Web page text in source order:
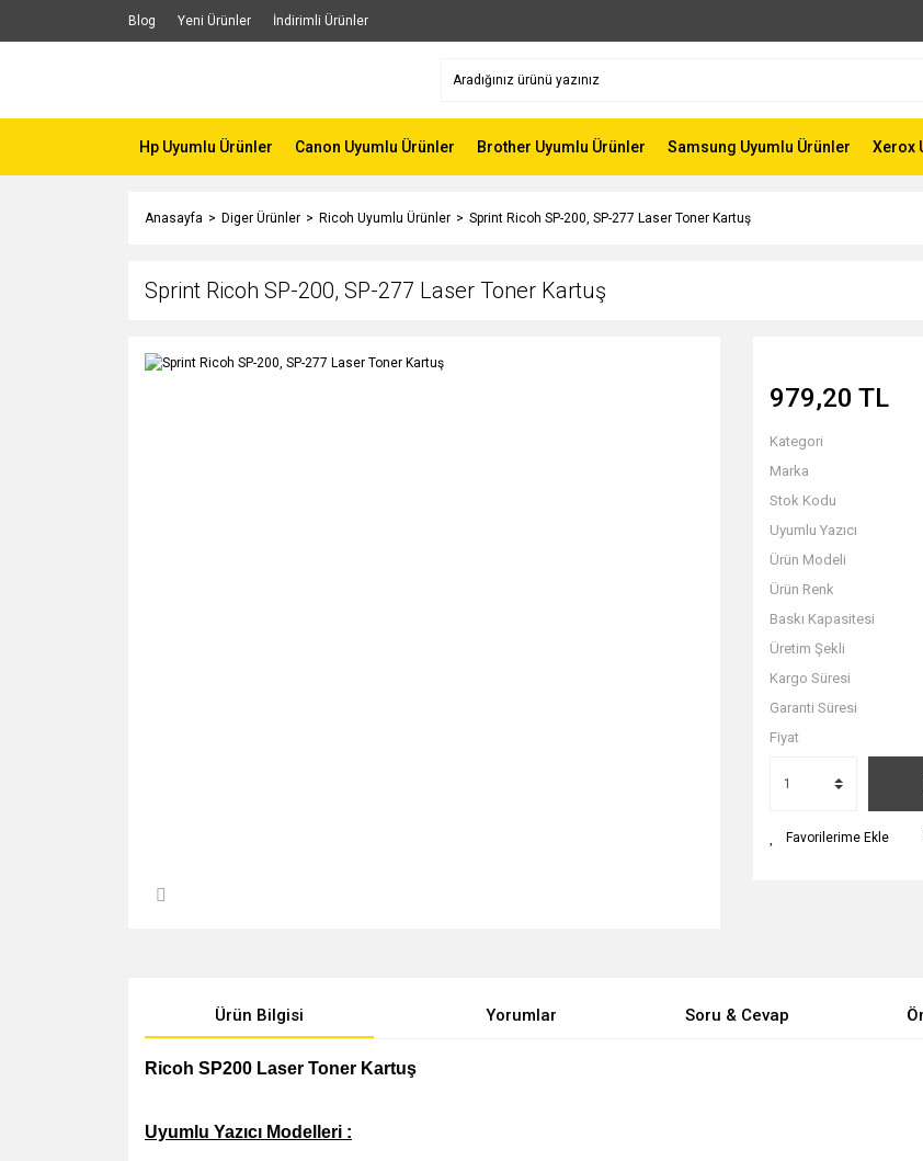
Blog Yeni Ürünler İndirimli Ürünler
Hp Uyumlu Ürünler Canon Uyumlu Ürünler Brother Uyumlu Ürünler Samsung Uyumlu Ürünler Xerox
Anasayfa Diger Ürünler Ricoh Uyumlu Ürünler Sprint Ricoh SP-200, SP-277 Laser Toner Kartuş
Sprint Ricoh SP-200, SP-277 Laser Toner Kartuş
979,20 TL
Kategori
Marka
Stok Kodu
Uyumlu Yazıcı
Ürün Modeli
Ürün Renk
Baskı Kapasitesi
Üretim Şekli
Kargo Süresi
Garanti Süresi
Fiyat
Ürün Bilgisi Yorumlar Soru & Cevap
Ricoh SP200 Laser Toner Kartuş
Uyumlu Yazıcı Modelleri :